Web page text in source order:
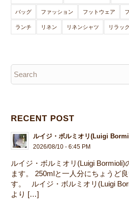
バッグ ファッション フットウェア
ランチ リネン リネンシャツ リラッ
RECENT POST
ルイジ・ボルミオリ(Luigi
2026/08/10 - 6:45 PM
ルイジ・ボルミオリ(Luigi Bormioli)
ます。 250mlと一人分にちょうど
す。 ルイジ・ボルミオリ(Luigi
より […]